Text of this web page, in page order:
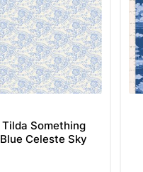
Tilda Something
Blue Celeste Sky